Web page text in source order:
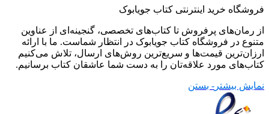
فروشگاه خرید اینترنتی کتاب جویابوک
از رمان‌های پرفروش تا کتاب‌های تخصصی، گنجینه‌ای از عناوین
متنوع در فروشگاه کتاب جویابوک در انتظار شماست. ما با ارائه
ارزان‌ترین قیمت‌ها و سریع‌ترین روش‌های ارسال، تلاش می‌کنیم
کتاب‌های مورد علاقه‌تان را به دست شما عاشقان کتاب برسانیم.
نمایش بیشتر - بستن